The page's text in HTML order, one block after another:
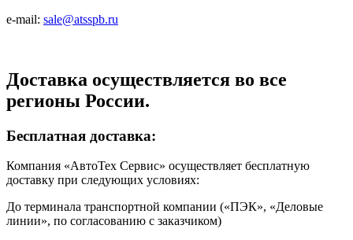
e-mail: sale@atsspb.ru
Доставка осуществляется во все
регионы России.
Бесплатная доставка:
Компания «АвтоТех Сервис» осуществляет бесплатную
доставку при следующих условиях:
До терминала транспортной компании («ПЭК», «Деловые
линии», по согласованию с заказчиком)